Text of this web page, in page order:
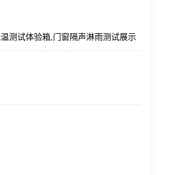
测试体验箱,门窗隔声淋雨测试展示